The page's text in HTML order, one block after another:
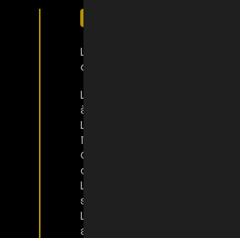
La Purple Haze CBD
doux et ses arômes
Les
à apprécier
Les amateurs de
instagrammables
Ceux qui recherchent
d’euphorie positive
Les personnes
somnolence
Les consommateurs
aromatiques